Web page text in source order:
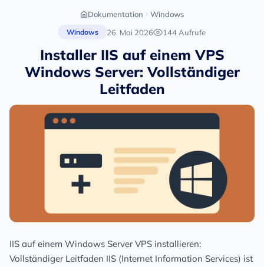
Dokumentation Windows
Windows 26. Mai 2026 144 Aufrufe
Installer IIS auf einem VPS
Windows Server: Vollständiger
Leitfaden
IIS auf einem Windows Server VPS installieren:
Vollständiger Leitfaden IIS (Internet Information Services) ist